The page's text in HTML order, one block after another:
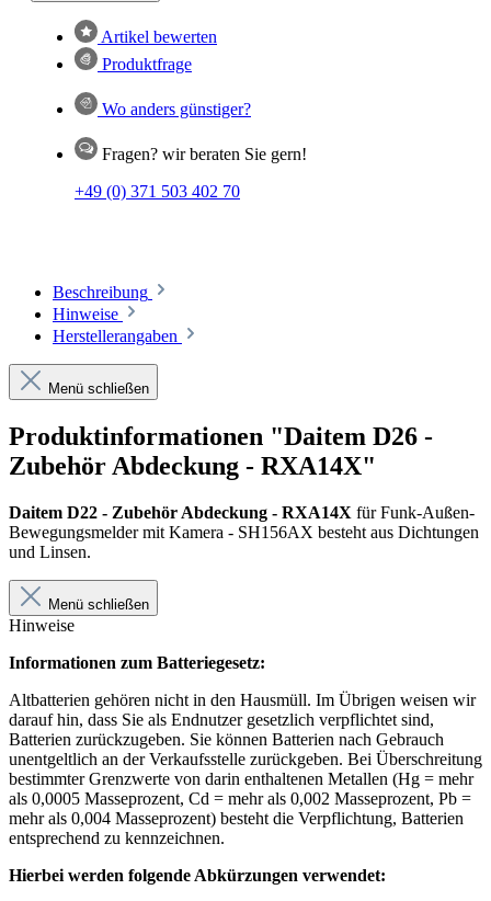
Artikel bewerten
Produktfrage
Wo anders günstiger?
Fragen? wir beraten Sie gern!
+49 (0) 371 503 402 70
Beschreibung
Hinweise
Herstellerangaben
Menü schließen
Produktinformationen "Daitem D26 -
Zubehör Abdeckung - RXA14X"
Daitem D22 - Zubehör Abdeckung - RXA14X für Funk-Außen-
Bewegungsmelder mit Kamera - SH156AX besteht aus Dichtungen
und Linsen.
Menü schließen
Hinweise
Informationen zum Batteriegesetz:
Altbatterien gehören nicht in den Hausmüll. Im Übrigen weisen wir
darauf hin, dass Sie als Endnutzer gesetzlich verpflichtet sind,
Batterien zurückzugeben. Sie können Batterien nach Gebrauch
unentgeltlich an der Verkaufsstelle zurückgeben. Bei Überschreitung
bestimmter Grenzwerte von darin enthaltenen Metallen (Hg = mehr
als 0,0005 Masseprozent, Cd = mehr als 0,002 Masseprozent, Pb =
mehr als 0,004 Masseprozent) besteht die Verpflichtung, Batterien
entsprechend zu kennzeichnen.
Hierbei werden folgende Abkürzungen verwendet: